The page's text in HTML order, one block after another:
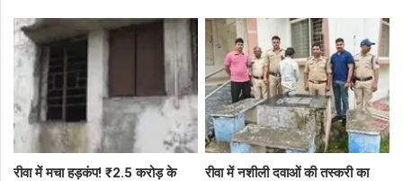
रीवा में मचा हड़कंप! ₹2.5 करोड़ के
रीवा में नशीली दवाओं की तस्करी का